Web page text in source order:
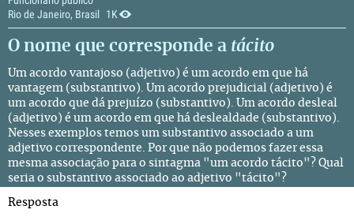
Rio de Janeiro, Brasil
1K
O nome que corresponde a tácito
Um acordo vantajoso (adjetivo) é um acordo em que há
vantagem (substantivo). Um acordo prejudicial (adjetivo) é
um acordo que dá prejuízo (substantivo). Um acordo desleal
(adjetivo) é um acordo em que há deslealdade (substantivo).
Nesses exemplos temos um substantivo associado a um
adjetivo correspondente. Por que não podemos fazer essa
mesma associação para o sintagma "um acordo tácito"? Qual
seria o substantivo associado ao adjetivo "tácito"?
Resposta